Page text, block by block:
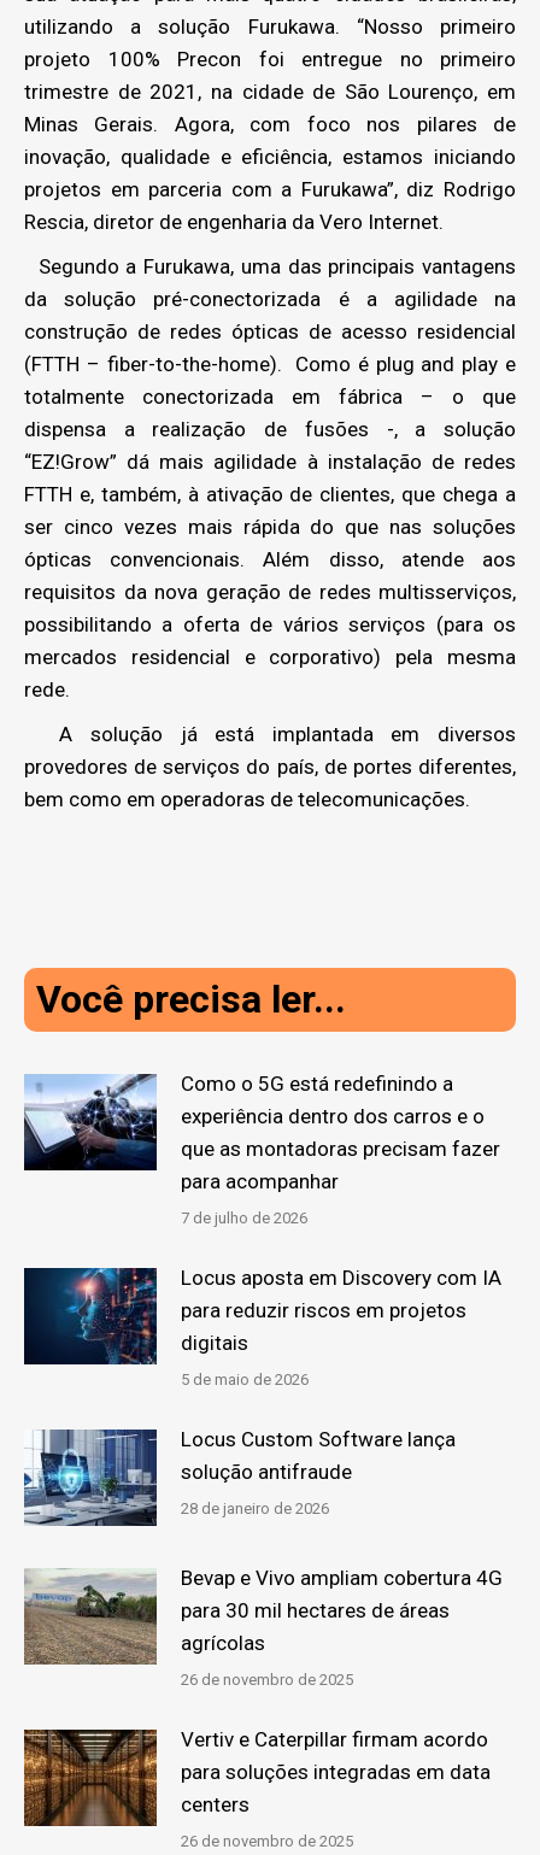
utilizando a solução Furukawa. “Nosso primeiro
projeto 100% Precon foi entregue no primeiro
trimestre de 2021, na cidade de São Lourenço, em
Minas Gerais. Agora, com foco nos pilares de
inovação, qualidade e eficiência, estamos iniciando
projetos em parceria com a Furukawa”, diz Rodrigo
Rescia, diretor de engenharia da Vero Internet.
Segundo a Furukawa, uma das principais vantagens
da solução pré-conectorizada é a agilidade na
construção de redes ópticas de acesso residencial
(FTTH – fiber-to-the-home). Como é plug and play e
totalmente conectorizada em fábrica – o que
dispensa a realização de fusões -, a solução
“EZ!Grow” dá mais agilidade à instalação de redes
FTTH e, também, à ativação de clientes, que chega a
ser cinco vezes mais rápida do que nas soluções
ópticas convencionais. Além disso, atende aos
requisitos da nova geração de redes multisserviços,
possibilitando a oferta de vários serviços (para os
mercados residencial e corporativo) pela mesma
rede.
A solução já está implantada em diversos
provedores de serviços do país, de portes diferentes,
bem como em operadoras de telecomunicações.
Você precisa ler...
Como o 5G está redefinindo a
experiência dentro dos carros e o
que as montadoras precisam fazer
para acompanhar
7 de julho de 2026
Locus aposta em Discovery com IA
para reduzir riscos em projetos
digitais
5 de maio de 2026
Locus Custom Software lança
solução antifraude
28 de janeiro de 2026
Bevap e Vivo ampliam cobertura 4G
para 30 mil hectares de áreas
agrícolas
26 de novembro de 2025
Vertiv e Caterpillar firmam acordo
para soluções integradas em data
centers
26 de novembro de 2025